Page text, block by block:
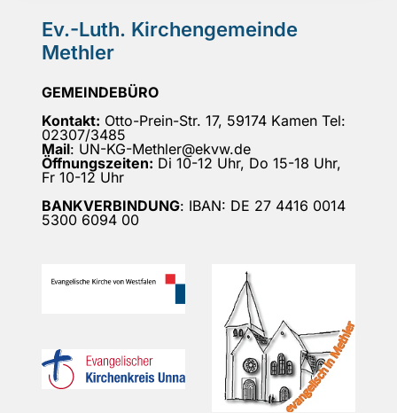
Ev.-Luth. Kirchengemeinde
Methler
GEMEINDEBÜRO
Kontakt: Otto-Prein-Str. 17, 59174 Kamen Tel:
02307/3485
Mail: UN-KG-Methler@ekvw.de
Öffnungszeiten: Di 10-12 Uhr, Do 15-18 Uhr,
Fr 10-12 Uhr
BANKVERBINDUNG: IBAN: DE 27 4416 0014
5300 6094 00